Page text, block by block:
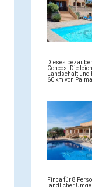
Dieses
Concos. Die
Landschaft und
60 km von
Finca für 8
ländlicher